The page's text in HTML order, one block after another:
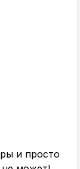
и просто